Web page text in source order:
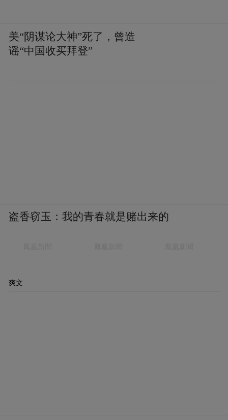
美“阴谋论大神”死了，曾造
谣“中国收买拜登”
盗香窃玉：我的青春就是赌出来的
爽文